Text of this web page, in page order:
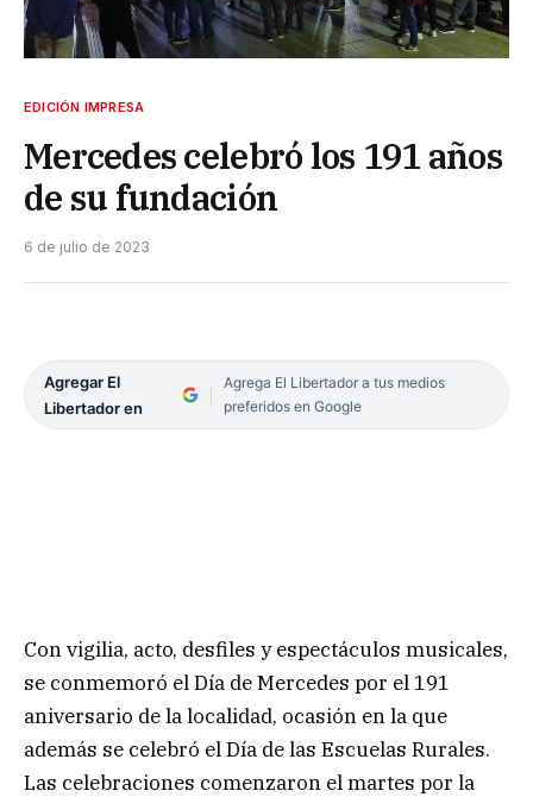
EDICIÓN IMPRESA
Mercedes celebró los 191 años
de su fundación
6 de julio de 2023
Agregar El
Libertador en
Agrega El Libertador a tus medios
preferidos en Google
Con vigilia, acto, desfiles y espectáculos musicales,
se conmemoró el Día de Mercedes por el 191
aniversario de la localidad, ocasión en la que
además se celebró el Día de las Escuelas Rurales.
Las celebraciones comenzaron el martes por la